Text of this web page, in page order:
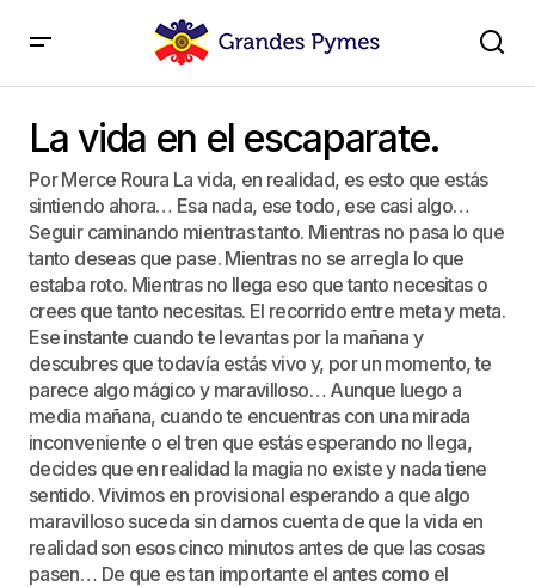
La vida en el escaparate.
Por Merce Roura La vida, en realidad, es esto que estás
sintiendo ahora… Esa nada, ese todo, ese casi algo…
Seguir caminando mientras tanto. Mientras no pasa lo que
tanto deseas que pase. Mientras no se arregla lo que
estaba roto. Mientras no llega eso que tanto necesitas o
crees que tanto necesitas. El recorrido entre meta y meta.
Ese instante cuando te levantas por la mañana y
descubres que todavía estás vivo y, por un momento, te
parece algo mágico y maravilloso… Aunque luego a
media mañana, cuando te encuentras con una mirada
inconveniente o el tren que estás esperando no llega,
decides que en realidad la magia no existe y nada tiene
sentido. Vivimos en provisional esperando a que algo
maravilloso suceda sin darnos cuenta de que la vida en
realidad son esos cinco minutos antes de que las cosas
pasen… De que es tan importante el antes como el